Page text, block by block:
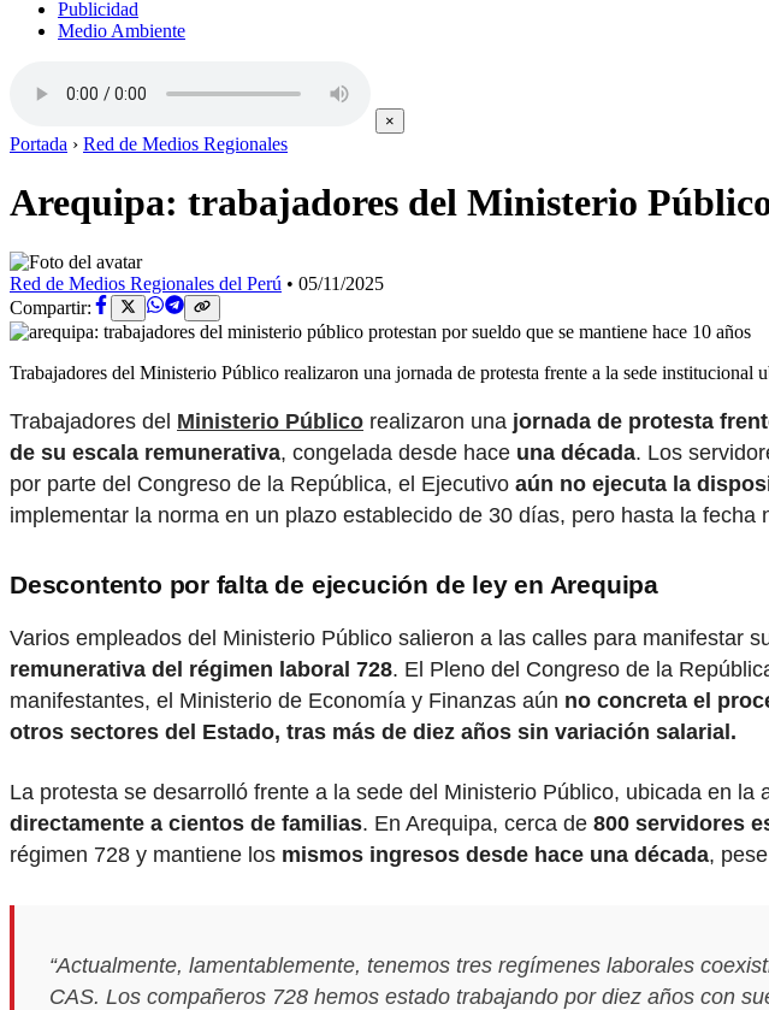
Publicidad
Medio Ambiente
×
Portada › Red de Medios Regionales
Arequipa: trabajadores del Ministerio
Red de Medios Regionales del Perú • 05/11/2025
Compartir:
Trabajadores del Ministerio Público realizaron una jornada de protesta frente a la sede
Trabajadores del Ministerio Público realizaron una jornada de protesta
de su escala remunerativa, congelada desde hace una década. Los
por parte del Congreso de la República, el Ejecutivo aún no ejecuta la
implementar la norma en un plazo establecido de 30 días, pero hasta la fecha
Descontento por falta de ejecución de ley en Arequipa
Varios empleados del Ministerio Público salieron a las calles para manifestar
remunerativa del régimen laboral 728. El Pleno del Congreso de la
manifestantes, el Ministerio de Economía y Finanzas aún no concreta el
otros sectores del Estado, tras más de diez años sin variación salarial.
La protesta se desarrolló frente a la sede del Ministerio Público, ubicada en
directamente a cientos de familias. En Arequipa, cerca de 800 servidores
régimen 728 y mantiene los mismos ingresos desde hace una década,
“Actualmente, lamentablemente, tenemos tres regímenes laborales
CAS. Los compañeros 728 hemos estado trabajando por diez años con